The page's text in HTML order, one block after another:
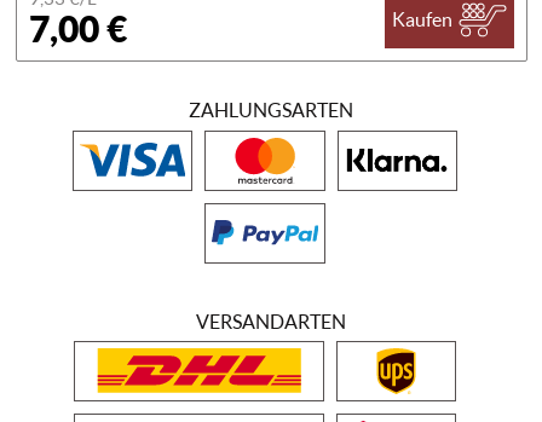
7,00 € Kaufen
ZAHLUNGSARTEN
VERSANDARTEN